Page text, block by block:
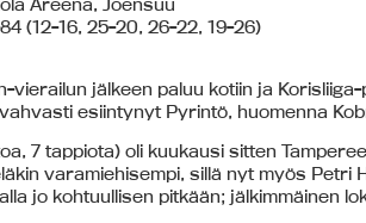
(12-16, 25-20, 26-22, 19-26)
vierailun jälkeen paluu kotiin ja
esiintynyt Pyrintö, huomenna
7 tappiota) oli kuukausi sitten
varamiehisempi, sillä nyt myös
jo kohtuullisen pitkään; jälkimmäinen